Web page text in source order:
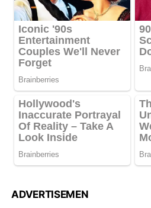
ADVERTISEMEN